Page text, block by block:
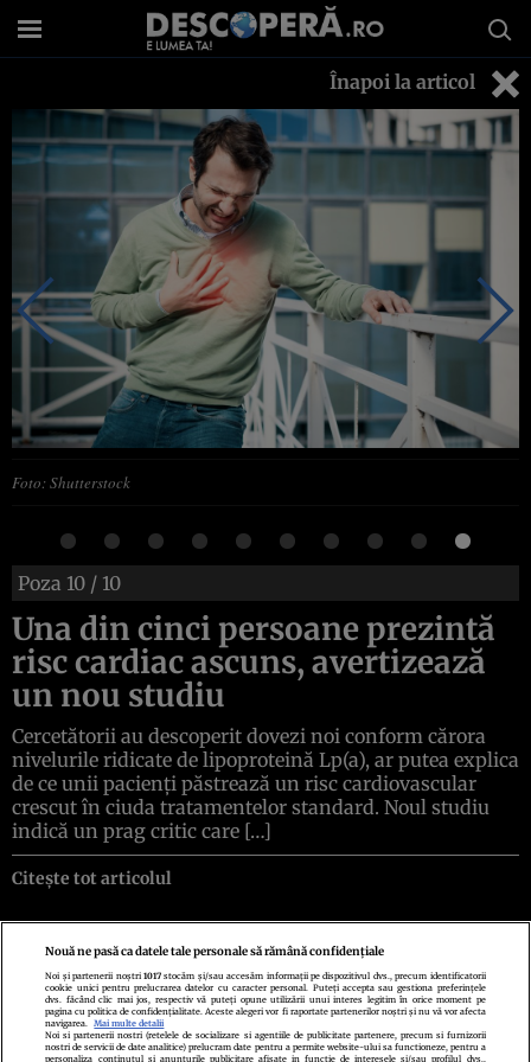
Înapoi la articol
Foto: Shutterstock
Poza 10 / 10
Una din cinci persoane prezintă
risc cardiac ascuns, avertizează
un nou studiu
Cercetătorii au descoperit dovezi noi conform cărora
nivelurile ridicate de lipoproteină Lp(a), ar putea explica
de ce unii pacienți păstrează un risc cardiovascular
crescut în ciuda tratamentelor standard. Noul studiu
indică un prag critic care […]
Citește tot articolul
Politica de confidenţialitatePolitica de cookiesTermeni şi condiţii
Echipa redacționalăContactSetări Cookies
Nouă ne pasă ca datele tale personale să rămână confidențiale
Noi și partenerii noștri1017 stocăm și/sau accesăm informații pe dispozitivul dvs., precum identificatorii
cookie unici pentru prelucrarea datelor cu caracter personal. Puteți accepta sau gestiona preferințele
dvs. făcând clic mai jos, respectiv vă puteți opune utilizării unui interes legitim în orice moment pe
pagina cu politica de confidențialitate. Aceste alegeri vor fi raportate partenerilor noștri și nu vă vor afecta
navigarea.
Mai multe detalii
Noi si partenerii nostri (retelele de socializare si agentiile de publicitate partenere, precum si furnizorii
nostri de servicii de date analitice) prelucram date pentru a permite website-ului sa functioneze, pentru a
personaliza continutul si anunturile publicitare afisate in functie de interesele si/sau profilul dvs.,